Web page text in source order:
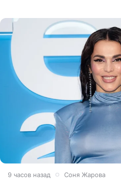
9 часов назад Соня Жарова